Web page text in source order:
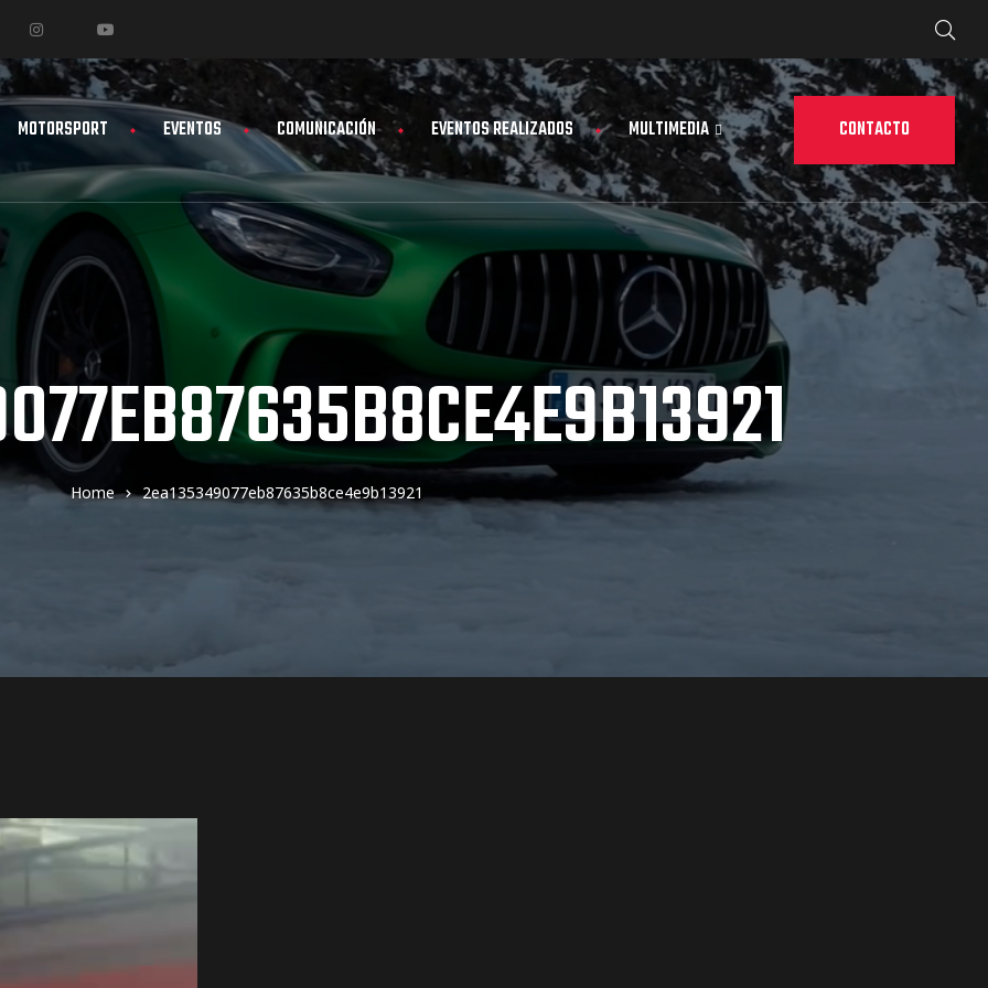
MOTORSPORT EVENTOS COMUNICACIÓN EVENTOS REALIZADOS MULTIMEDIA CONTACTO
Home 2ea135349077eb87635b8ce4e9b13921